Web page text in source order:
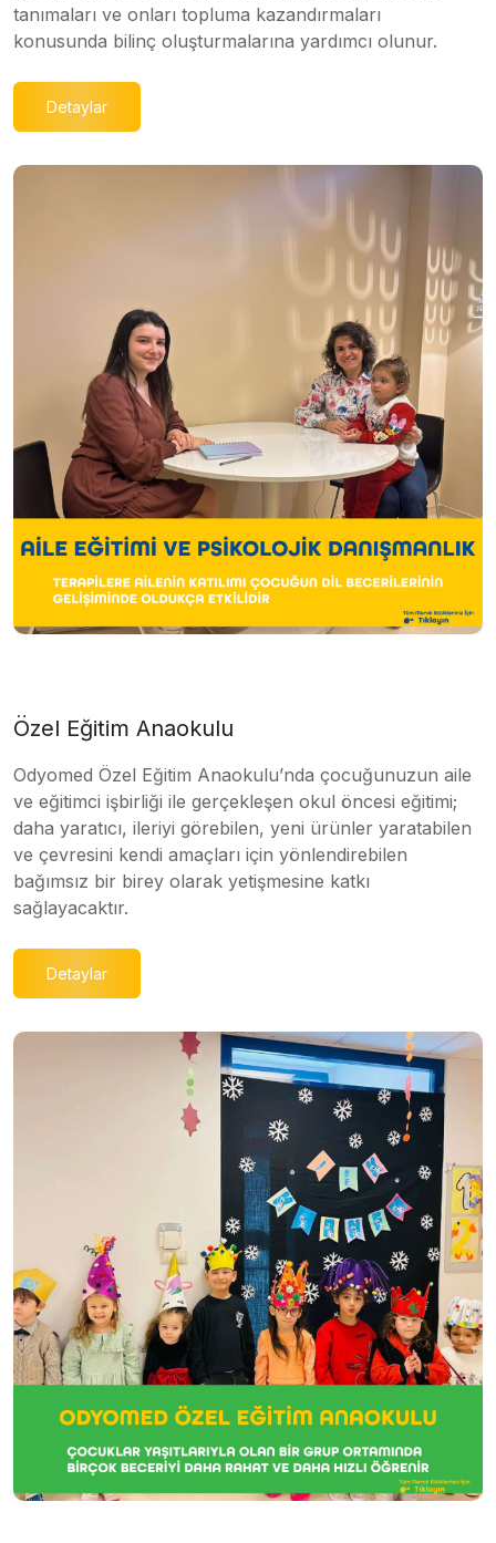
tanımaları ve onları topluma kazandırmaları
konusunda bilinç oluşturmalarına yardımcı olunur.
Detaylar
Özel Eğitim Anaokulu
Odyomed Özel Eğitim Anaokulu’nda çocuğunuzun aile
ve eğitimci işbirliği ile gerçekleşen okul öncesi eğitimi;
daha yaratıcı, ileriyi görebilen, yeni ürünler yaratabilen
ve çevresini kendi amaçları için yönlendirebilen
bağımsız bir birey olarak yetişmesine katkı
sağlayacaktır.
Detaylar